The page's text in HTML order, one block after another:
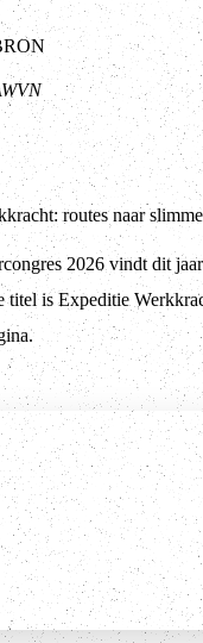
routes naar
2026 vindt dit
is Expeditie